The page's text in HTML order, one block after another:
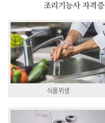
조리기능사 자격증
식품위생